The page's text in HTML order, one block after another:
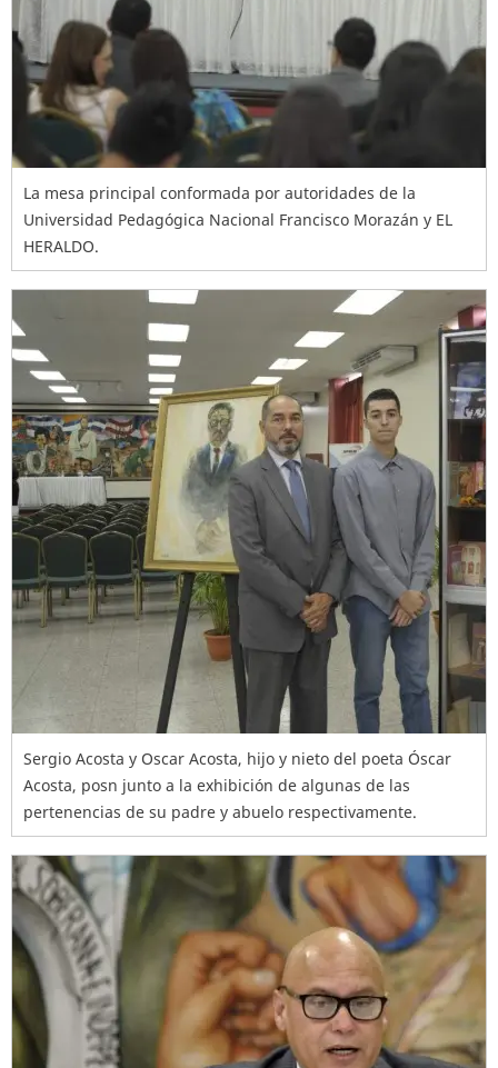
La mesa principal conformada por autoridades de la
Universidad Pedagógica Nacional Francisco Morazán y EL
HERALDO.
Sergio Acosta y Oscar Acosta, hijo y nieto del poeta Óscar
Acosta, posn junto a la exhibición de algunas de las
pertenencias de su padre y abuelo respectivamente.